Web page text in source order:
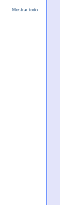
Mostrar todo